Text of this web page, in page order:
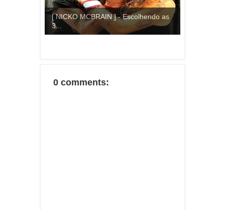
[ NICKO MCBRAIN ] - Escolhendo as
3...
0 comments: